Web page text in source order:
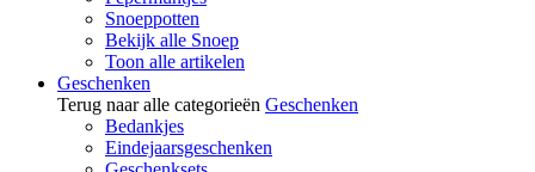
Snoeppotten
Bekijk alle Snoep
Toon alle artikelen
Geschenken
Terug naar alle categorieën Geschenken
Bedankjes
Eindejaarsgeschenken